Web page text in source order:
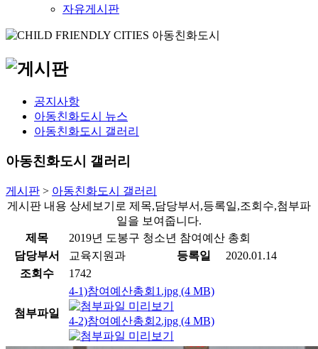
자유게시판
공지사항
아동친화도시 뉴스
아동친화도시 갤러리
아동친화도시 갤러리
게시판 > 아동친화도시 갤러리
게시판 내용 상세보기로 제목,담당부서,등록일,조회수,첨부파
일을 보여줍니다.
제목
2019년 도봉구 청소년 참여예산 총회
담당부서
교육지원과 등록일
2020.01.14
조회수
1742
첨부파일
4-1)참여예산총회1.jpg (4 MB)
4-2)참여예산총회2.jpg (4 MB)